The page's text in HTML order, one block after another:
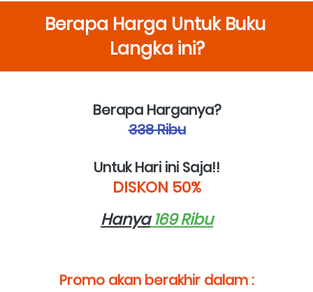
Berapa Harga Untuk Buku
Langka ini?
Berapa Harganya?
338 Ribu
Untuk Hari ini Saja!!
DISKON 50%
Hanya 169 Ribu
Promo akan berakhir dalam :